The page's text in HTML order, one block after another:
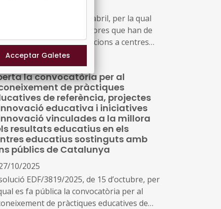
EDF/59/2026, de 14 d'abril, per la qual
les bases reguladores que han de
la concessió de subvencions a centres
per al desenvolupament de
de formació i inserció, durant el
2026-2027
la convocatòria per al
de pràctiques
de referència, projectes
educativa i iniciatives
vinculades a la millora
resultats educatius en els
educatius sostinguts amb
públics de Catalunya
10/2025
EDF/3819/2025, de 15 d’octubre, per
es fa pública la convocatòria per al
de pràctiques educatives de